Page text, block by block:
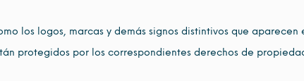
los logos, marcas y demás signos distintivos que aparecen
protegidos por los correspondientes derechos de